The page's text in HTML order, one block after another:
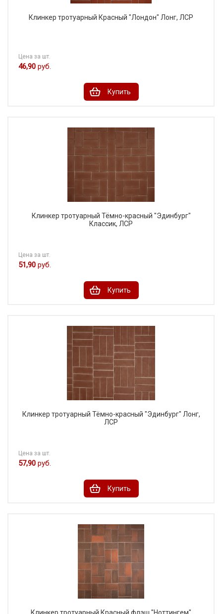
Клинкер тротуарный Красный "Лондон" Лонг, ЛСР
Цена за шт.
46,90 руб.
Купить
Клинкер тротуарный Тёмно-красный "Эдинбург"
Классик, ЛСР
Цена за шт.
51,90 руб.
Купить
Клинкер тротуарный Тёмно-красный "Эдинбург" Лонг,
ЛСР
Цена за шт.
57,90 руб.
Купить
Клинкер тротуарный Красный флэш "Ноттингем"